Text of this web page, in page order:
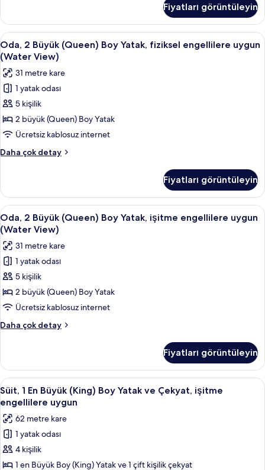
In
Shower)
için
tüm
fotoğrafları
görün
(Queen)
Boy
Yatak,
fiziksel
engellilere
uygun
(Roll-
In
Shower)
hakkında
fazla
detay
Fiyatları görüntüleyin
Oda,
2
Büyük
(Queen)
Boy
Yatak,
fiziksel
engellilere
uygun
(Water
için
tüm
fotoğrafları
görün
Odada kasa, masa, dizüstü bilgisayar
4
Oda, 2 Büyük (Queen) Boy Yatak, fiziksel engellilere uygun
(Water View)
31 metre kare
1 yatak odası
5 kişilik
2 büyük (Queen) Boy Yatak
Ücretsiz kablosuz internet
Daha çok detay
Oda,
Boy
Yatak,
fiziksel
engellilere
uygun
(Water
View)
hakkında
daha
fazla
Fiyatları görüntüleyin
Oda,
2
Büyük
(Queen)
Boy
Yatak,
işitme
engellilere
uygun
(Water
için
tüm
fotoğrafları
görün
Odada kasa, masa, dizüstü bilgisayar
5
Oda, 2 Büyük (Queen) Boy Yatak, işitme engellilere uygun
(Water View)
31 metre kare
1 yatak odası
5 kişilik
2 büyük (Queen) Boy Yatak
Ücretsiz kablosuz internet
Daha çok detay
Oda,
Boy
Yatak,
işitme
engellilere
uygun
(Water
View)
hakkında
daha
fazla
Fiyatları görüntüleyin
Süit,
1
En
Büyük
(King)
Boy
Yatak
Odada kasa, masa, dizüstü bilgisayar
4
Süit, 1 En Büyük (King) Boy Yatak ve Çekyat, işitme
engellilere uygun
62 metre kare
1 yatak odası
4 kişilik
1 en Büyük Boy (King) Yatak ve 1 çift kişilik çekyat